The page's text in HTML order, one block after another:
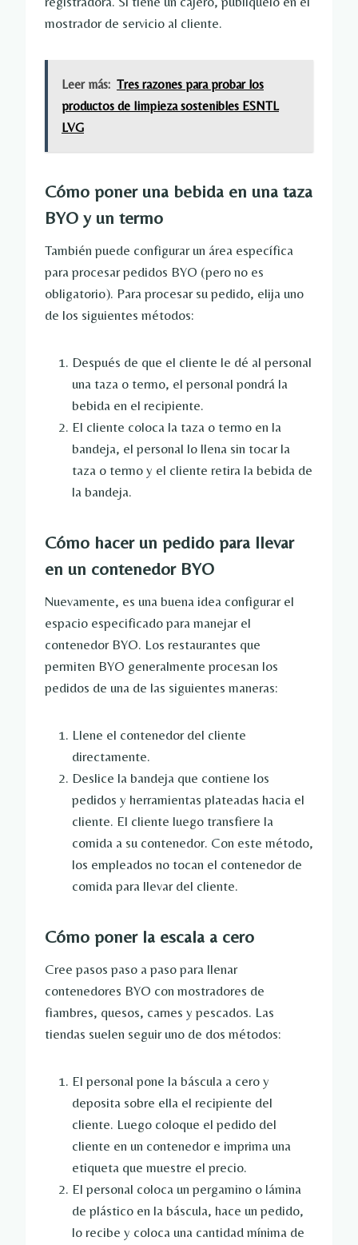
mostrador de servicio al cliente.
Leer más: Tres razones para probar los
productos de limpieza sostenibles ESNTL
LVG
Cómo poner una bebida en una taza
BYO y un termo
También puede configurar un área específica
para procesar pedidos BYO (pero no es
obligatorio). Para procesar su pedido, elija uno
de los siguientes métodos:
Después de que el cliente le dé al personal
una taza o termo, el personal pondrá la
bebida en el recipiente.
El cliente coloca la taza o termo en la
bandeja, el personal lo llena sin tocar la
taza o termo y el cliente retira la bebida de
la bandeja.
Cómo hacer un pedido para llevar
en un contenedor BYO
Nuevamente, es una buena idea configurar el
espacio especificado para manejar el
contenedor BYO. Los restaurantes que
permiten BYO generalmente procesan los
pedidos de una de las siguientes maneras:
Llene el contenedor del cliente
directamente.
Deslice la bandeja que contiene los
pedidos y herramientas plateadas hacia el
cliente. El cliente luego transfiere la
comida a su contenedor. Con este método,
los empleados no tocan el contenedor de
comida para llevar del cliente.
Cómo poner la escala a cero
Cree pasos paso a paso para llenar
contenedores BYO con mostradores de
fiambres, quesos, carnes y pescados. Las
tiendas suelen seguir uno de dos métodos:
El personal pone la báscula a cero y
deposita sobre ella el recipiente del
cliente. Luego coloque el pedido del
cliente en un contenedor e imprima una
etiqueta que muestre el precio.
El personal coloca un pergamino o lámina
de plástico en la báscula, hace un pedido,
lo recibe y coloca una cantidad mínima de